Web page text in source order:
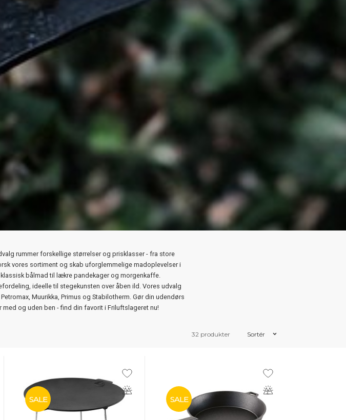
rummer forskellige størrelser og prisklasser - fra store
vores sortiment og skab uforglemmelige madoplevelser i
bålmad til lækre pandekager og morgenkaffe.
ideelle til stegekunsten over åben ild. Vores udvalg
Muurikka, Primus og Stabilotherm. Gør din udendørs
og uden ben - find din favorit i Friluftslageret nu!
32 produkter Sortér
SALE SALE